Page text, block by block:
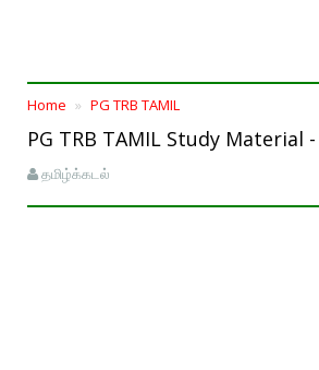
Home PG TRB TAMIL
PG TRB TAMIL Study Material
தமிழ்க்கடல்